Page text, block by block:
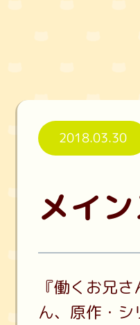
2018.03.30
メイ
『働くお兄
ん、原作・